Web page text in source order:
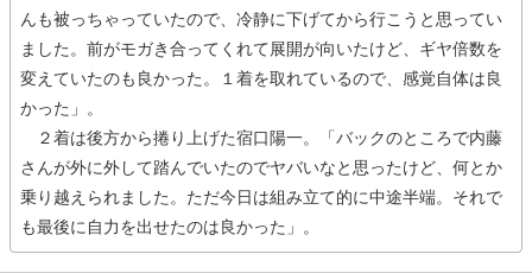
んも被っちゃっていたので、冷静に下げてから行こうと思ってい
ました。前がモガき合ってくれて展開が向いたけど、ギヤ倍数を
変えていたのも良かった。１着を取れているので、感覚自体は良
かった」。
２着は後方から捲り上げた宿口陽一。「バックのところで内藤
さんが外に外して踏んでいたのでヤバいなと思ったけど、何とか
乗り越えられました。ただ今日は組み立て的に中途半端。それで
も最後に自力を出せたのは良かった」。